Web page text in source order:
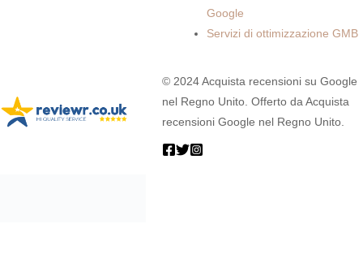
Google
Servizi di ottimizzazione GMB
© 2024 Acquista recensioni su Google
nel Regno Unito. Offerto da Acquista
recensioni Google nel Regno Unito.